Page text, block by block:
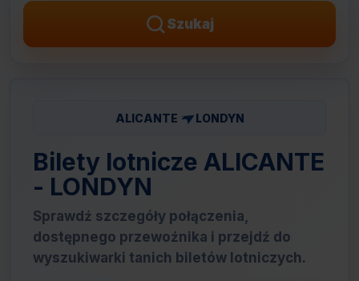
ALICANTE LONDYN
Bilety lotnicze ALICANTE
- LONDYN
Sprawdź szczegóły połączenia,
dostępnego przewoźnika i przejdź do
wyszukiwarki tanich biletów lotniczych.
Szukaj